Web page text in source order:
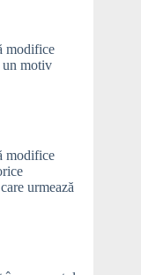
modifice
un motiv
modifice
urmează